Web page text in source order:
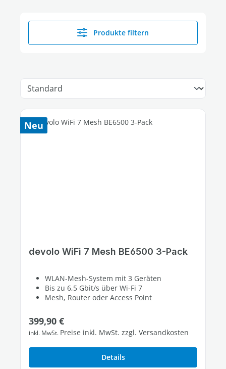
Produkte filtern
Neu
devolo WiFi 7 Mesh BE6500 3-Pack
WLAN-Mesh-System mit 3 Geräten
Bis zu 6,5 Gbit/s über Wi-Fi 7
Mesh, Router oder Access Point
Regulärer Preis:
399,90 €
inkl. MwSt. Preise inkl. MwSt. zzgl. Versandkosten
Details